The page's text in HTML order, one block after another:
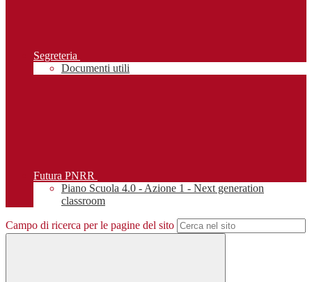
Segreteria
Documenti utili
Futura PNRR
Piano Scuola 4.0 - Azione 1 - Next generation
classroom
Campo di ricerca per le pagine del sito